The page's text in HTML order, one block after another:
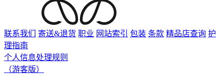
联系我们 寄送&退货 职业 网站索引 包装 条款 精品店查询 护
理指南
个人信息处理规则
（游客版）